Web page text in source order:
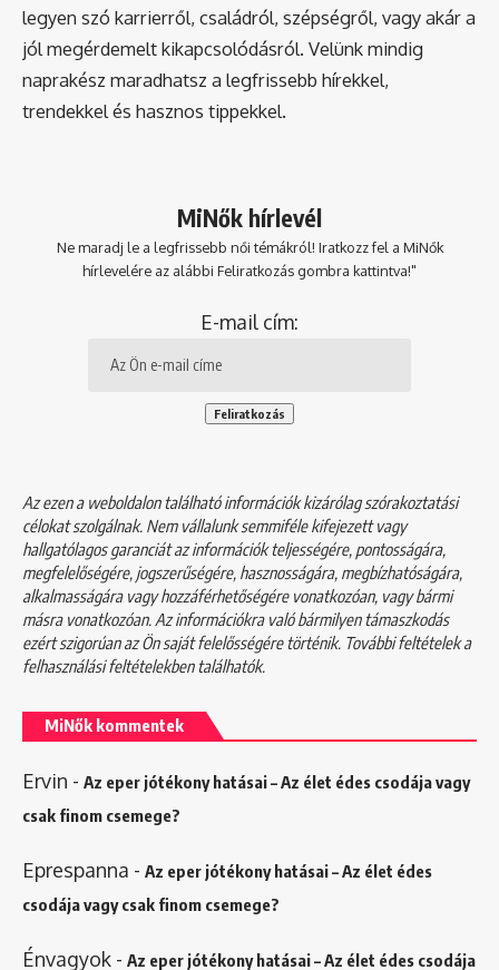
legyen szó karrierről, családról, szépségről, vagy akár a
jól megérdemelt kikapcsolódásról. Velünk mindig
naprakész maradhatsz a legfrissebb hírekkel,
trendekkel és hasznos tippekkel.
MiNők hírlevél
Ne maradj le a legfrissebb női témákról! Iratkozz fel a MiNők
hírlevelére az alábbi Feliratkozás gombra kattintva!"
E-mail cím:
Az ezen a weboldalon található információk kizárólag szórakoztatási
célokat szolgálnak. Nem vállalunk semmiféle kifejezett vagy
hallgatólagos garanciát az információk teljességére, pontosságára,
megfelelőségére, jogszerűségére, hasznosságára, megbízhatóságára,
alkalmasságára vagy hozzáférhetőségére vonatkozóan, vagy bármi
másra vonatkozóan. Az információkra való bármilyen támaszkodás
ezért szigorúan az Ön saját felelősségére történik. További feltételek a
felhasználási feltételekbentalálhatók.
MiNők kommentek
Ervin - Az eper jótékony hatásai – Az élet édes csodája vagy
csak finom csemege?
Eprespanna - Az eper jótékony hatásai – Az élet édes
csodája vagy csak finom csemege?
Énvagyok - Az eper jótékony hatásai – Az élet édes csodája